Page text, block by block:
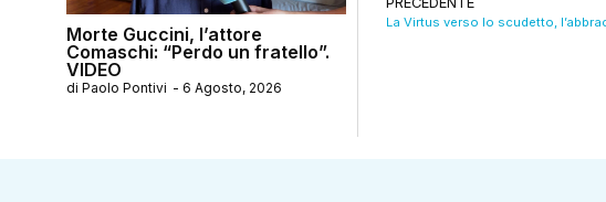
Morte Guccini, l’attore
Comaschi: “Perdo un fratello”.
VIDEO
di Paolo Pontivi - 6 Agosto, 2026